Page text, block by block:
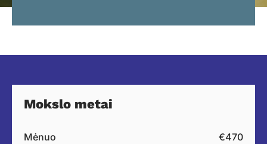
Mokslo metai
Mėnuo €470